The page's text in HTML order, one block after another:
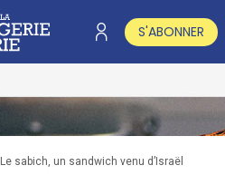
S'ABONNER
Le sabich, un sandwich venu d’Israël